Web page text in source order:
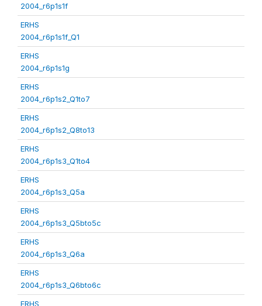
2004_r6p1s1f
ERHS
2004_r6p1s1f_Q1
ERHS
2004_r6p1s1g
ERHS
2004_r6p1s2_Q1to7
ERHS
2004_r6p1s2_Q8to13
ERHS
2004_r6p1s3_Q1to4
ERHS
2004_r6p1s3_Q5a
ERHS
2004_r6p1s3_Q5bto5c
ERHS
2004_r6p1s3_Q6a
ERHS
2004_r6p1s3_Q6bto6c
ERHS